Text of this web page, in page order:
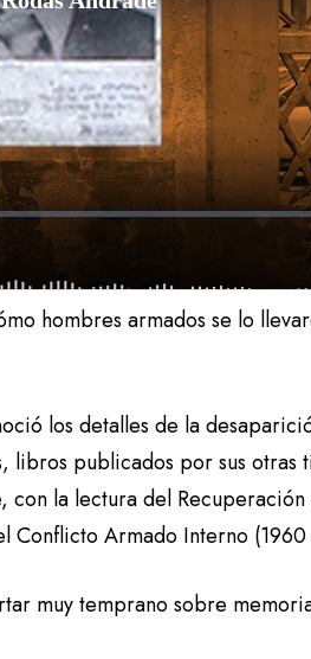
hombres armados se lo
los detalles de la
libros publicados por sus
con la lectura del
Conflicto Armado Interno
muy temprano sobre